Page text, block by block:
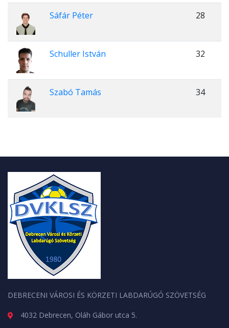
Sáfár Péter 28
Schuller István 32
Szabó Tamás 34
DEBRECENI VÁROSI ÉS KÖRZETI LABDARÚGÓ SZÖVETSÉG
4032 Debrecen, Oláh Gábor utca 5.